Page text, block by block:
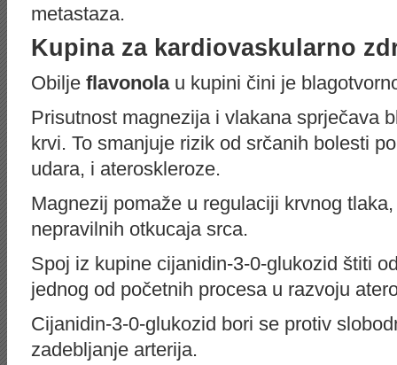
metastaza.
Kupina za kardiovaskularno
Obilje flavonolau kupini čini je
Prisutnost magnezija i vlakana sprječava
krvi. To smanjuje rizik od srčanih bolesti
udara, i ateroskleroze.
Magnezij pomaže u regulaciji krvnog
nepravilnih otkucaja srca.
Spoj iz kupine cijanidin-3-0-glukozid štiti
jednog od početnih procesa u razvoju
Cijanidin-3-0-glukozid bori se protiv
zadebljanje arterija.